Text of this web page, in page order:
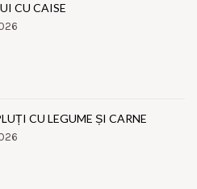
CU CAISE
CU LEGUME ȘI CARNE